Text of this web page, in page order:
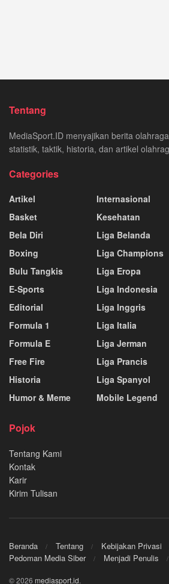
Tentang
MediaSport.ID menyajikan berita
statistik, taktik, historia, dan artikel
Categories
Artikel
Basket
Bela Diri
Boxing
Bulu Tangkis
E-Sports
Editorial
Formula 1
Formula E
Free Fire
Historia
Humor & Meme
Internasional
Kesehatan
Liga Belanda
Liga Champions
Liga Eropa
Liga Indonesia
Liga Inggris
Liga Italia
Liga Jerman
Liga Prancis
Liga Spanyol
Mobile Legend
Pojok
Tentang Kami
Kontak
Karir
Kirim Tulisan
Beranda Tentang
Kebijakan Privasi
Pedoman Media Siber
Menjadi Penulis
© 2026 mediasport.id.